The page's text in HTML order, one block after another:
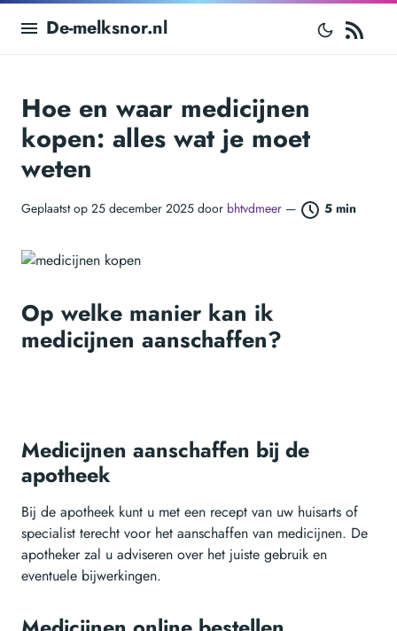
De-melksnor.nl
Hoe en waar medicijnen
kopen: alles wat je moet
weten
Geplaatst op 25 december 2025 door bhtvdmeer — 5 min
Op welke manier kan ik
medicijnen aanschaffen?
Medicijnen aanschaffen bij de
apotheek
Bij de apotheek kunt u met een recept van uw huisarts of
specialist terecht voor het aanschaffen van medicijnen. De
apotheker zal u adviseren over het juiste gebruik en
eventuele bijwerkingen.